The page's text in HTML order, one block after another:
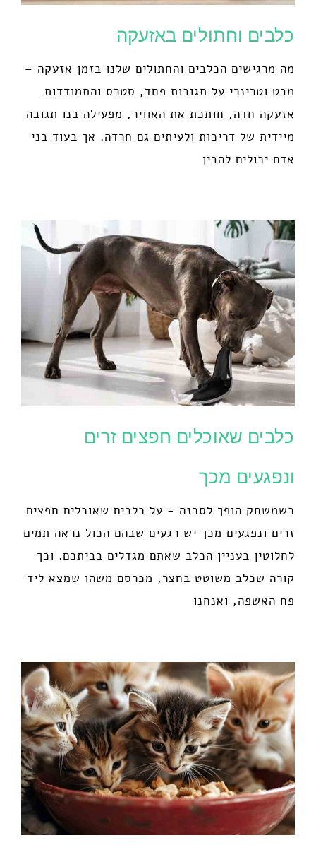
כלבים וחתולים באזעקה
מה מרגישים הכלבים והחתולים שלנו בזמן אזעקה –
מבט וטרינרי על תגובות פחד, סטרס והתמודדות
אזעקה חדה, חותכת את האוויר, מפעילה בנו תגובה
מיידית של דריכות ולעיתים גם חרדה. אך בעוד בני
אדם יכולים להבין
כלבים שאוכלים חפצים זרים
ונפגעים מכך
כשמשחק הופך לסכנה - על כלבים שאוכלים חפצים
זרים ונפגעים מכך יש רגעים שבהם הכול נראה תמים
לחלוטין בעניין הכלב שאתם מגדלים בביתכם. וכך
קורה שכלב משוטט בחצר, מכרסם משהו שמצא ליד
פח האשפה, ואנחנו